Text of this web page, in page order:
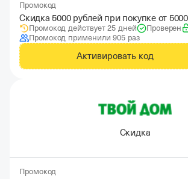
Промокод
Скидка 5000 рублей при покупке от
Промокод действует 25 дней Проверен
Промокод применили 905 раз
Активировать код
Скидка
Промокод